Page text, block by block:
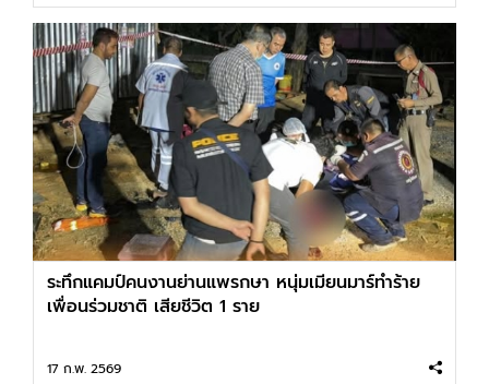
ระทึกแคมป์คนงานย่านแพรกษา หนุ่มเมียนมาร์ทำร้าย
เพื่อนร่วมชาติ เสียชีวิต 1 ราย
17 ก.พ. 2569